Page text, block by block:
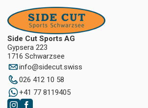
Side Cut Sports AG
Gypsera 223
1716 Schwarzsee
info@sidecut.swiss
026 412 10 58
+41 77 8119405